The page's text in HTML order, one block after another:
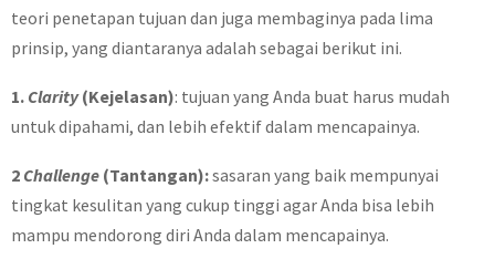
teori penetapan tujuan dan juga membaginya pada lima
prinsip, yang diantaranya adalah sebagai berikut ini.
1. Clarity(Kejelasan): tujuan yang Anda buat harus mudah
untuk dipahami, dan lebih efektif dalam mencapainya.
2 Challenge (Tantangan):sasaran yang baik mempunyai
tingkat kesulitan yang cukup tinggi agar Anda bisa lebih
mampu mendorong diri Anda dalam mencapainya.